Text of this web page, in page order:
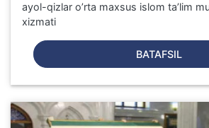
ayol-qizlar o’rta maxsus islom ta’lim
xizmati
BATAFSIL